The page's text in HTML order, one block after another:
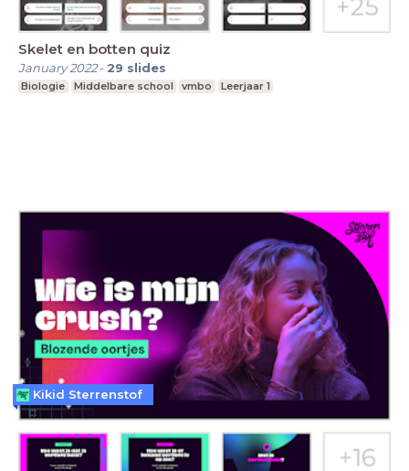
Skelet en botten quiz
January 2022- 29 slides
Biologie Middelbare school vmbo Leerjaar 1
Kikid Sterrenstof